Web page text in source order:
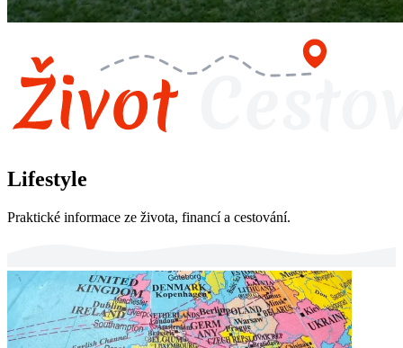
Lifestyle
Praktické informace ze života, financí a cestování.